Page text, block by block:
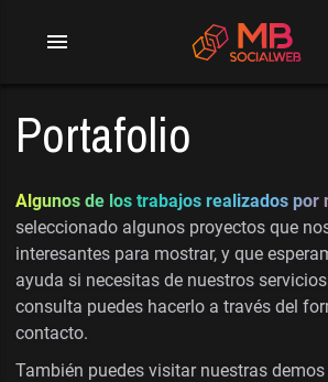
menu
Portafolio
Algunos de los trabajos realizados por
seleccionado algunos proyectos que
interesantes para mostrar, y que
ayuda si necesitas de nuestros
consulta puedes hacerlo a través del
contacto.
También puedes visitar nuestras